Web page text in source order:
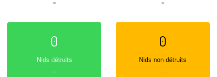
= =
0
Nids détruits
=
0
Nids non détruits
=